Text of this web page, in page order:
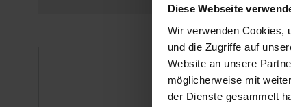
Diese Webseite
Wir verwenden Cookies,
und die Zugriffe auf
Website an unsere
möglicherweise mit
der Dienste gesammelt
Description